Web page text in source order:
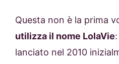
Questa non è la prima
utilizza il nome LolaVie
lanciato nel 2010